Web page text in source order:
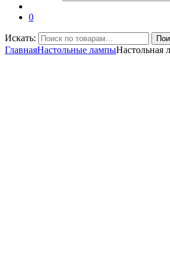
0
Искать:
ГлавнаяНастольные лампыНастольная